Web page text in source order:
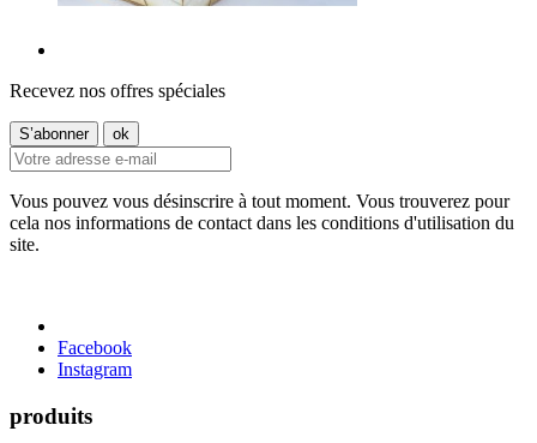
Recevez nos offres spéciales
Vous pouvez vous désinscrire à tout moment. Vous trouverez pour
cela nos informations de contact dans les conditions d'utilisation du
site.
Facebook
Instagram
produits